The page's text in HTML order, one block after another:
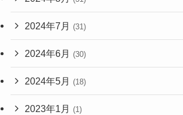
2024年7月 (31)
2024年6月 (30)
2024年5月 (18)
2023年1月 (1)